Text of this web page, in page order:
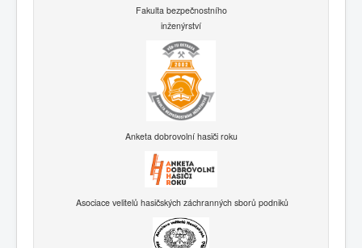
Fakulta bezpečnostního
inženýrství
Anketa dobrovolní hasiči roku
Asociace velitelů hasičských záchranných sborů podniků